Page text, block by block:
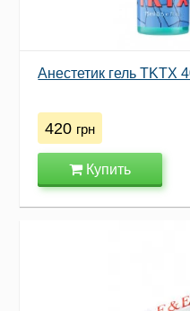
Анестетик гель TKTX
420 грн
Купить